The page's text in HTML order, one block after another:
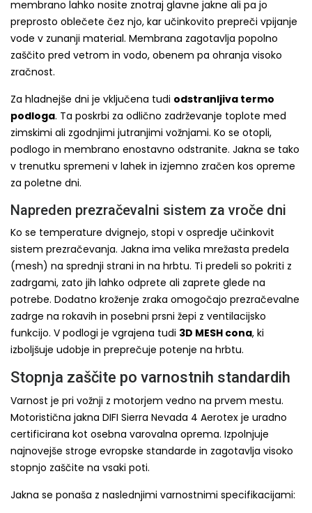
membrano lahko nosite znotraj glavne jakne ali pa jo
preprosto oblečete čez njo, kar učinkovito prepreči vpijanje
vode v zunanji material. Membrana zagotavlja popolno
zaščito pred vetrom in vodo, obenem pa ohranja visoko
zračnost.
Za hladnejše dni je vključena tudi odstranljiva termo
podloga. Ta poskrbi za odlično zadrževanje toplote med
zimskimi ali zgodnjimi jutranjimi vožnjami. Ko se otopli,
podlogo in membrano enostavno odstranite. Jakna se tako
v trenutku spremeni v lahek in izjemno zračen kos opreme
za poletne dni.
Napreden prezračevalni sistem za vroče dni
Ko se temperature dvignejo, stopi v ospredje učinkovit
sistem prezračevanja. Jakna ima velika mrežasta predela
(mesh) na sprednji strani in na hrbtu. Ti predeli so pokriti z
zadrgami, zato jih lahko odprete ali zaprete glede na
potrebe. Dodatno kroženje zraka omogočajo prezračevalne
zadrge na rokavih in posebni prsni žepi z ventilacijsko
funkcijo. V podlogi je vgrajena tudi 3D MESH cona, ki
izboljšuje udobje in preprečuje potenje na hrbtu.
Stopnja zaščite po varnostnih standardih
Varnost je pri vožnji z motorjem vedno na prvem mestu.
Motoristična jakna DIFI Sierra Nevada 4 Aerotex je uradno
certificirana kot osebna varovalna oprema. Izpolnjuje
najnovejše stroge evropske standarde in zagotavlja visoko
stopnjo zaščite na vsaki poti.
Jakna se ponaša z naslednjimi varnostnimi specifikacijami: